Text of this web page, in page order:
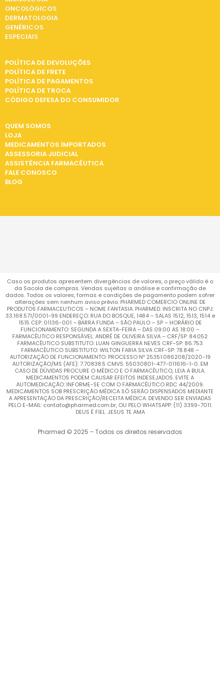
ONCOLÓGICOS
DERMATOLOGIA
GENÉRICOS
ESPECIAIS
POLÍTICA DE DEVOLUÇÕES
POLÍTICA DE FRETE
POLÍTICA DE PAGAMENTOS
POLÍTICA DE TROCA
CÓDIGO DEFESA DO CONSUMIDOR
QUEM SOMOS
LOJA
MEDICAMENTOS IMPORTADOS
ASSESSORIA JUDICIAL
ASSISTÊNCIA FARMACÊUTICA
FALE CONOSCO
BLOG
Caso os produtos apresentem divergências de valores, o preço válido é o
da Sacola de compras. Vendas sujeitas a análise e confirmação de
dados. Todos os valores, formas e condições de pagamento podem sofrer
alterações sem nenhum aviso prévio. PHARMED COMERCIO ONLINE DE
PRODUTOS FARMACEUTICOS – NOME FANTASIA: PHARMED. INSCRITA NO CNPJ:
33.168.571/0001-99 ENDEREÇO: RUA DO BOSQUE, 1484 – SALAS 1512, 1513, 1514 e
1515 CEP: 01136-001 – BARRA FUNDA – SÃO PAULO – SP – HORÁRIO DE
FUNCIONAMENTO: SEGUNDA A SEXTA-FEIRA – DAS 09:00 AS 18:00 –
FARMACÊUTICO RESPONSÁVEL: ANDRÉ DE OLIVEIRA SILVA – CRF/SP: 84.052
FARMACÊUTICO SUBSTITUTO: LUAN GINGUERRA NEVES CRF-SP: 86.753
FARMACÊUTICO SUBSTITUTO: WILTON FARIA SILVA CRF-SP: 78.848 –
AUTORIZAÇÃO DE FUNCIONAMENTO: PROCESSO Nº 25351.086208/2020-19
AUTORIZAÇÃO/MS (AFE): 7.70838.5 CMVS: 55030801-477-011616-1-0. EM
CASO DE DÚVIDAS PROCURE O MÉDICO E O FARMACÊUTICO, LEIA A BULA.
MEDICAMENTOS PODEM CAUSAR EFEITOS INDESEJADOS. EVITE A
AUTOMEDICAÇÃO: INFORME-SE COM O FARMACÊUTICO RDC 44/2009.
MEDICAMENTOS SOB PRESCRIÇÃO MÉDICA SÓ SERÃO DISPENSADOS MEDIANTE
A APRESENTAÇÃO DA PRESCRIÇÃO/RECEITA MÉDICA. DEVENDO SER ENVIADAS
PELO E-MAIL: contato@pharmed.com.br, OU PELO WHATSAPP: (11) 3399-7011.
DEUS É FIEL. JESUS TE AMA
Pharmed © 2025 – Todos os direitos reservados